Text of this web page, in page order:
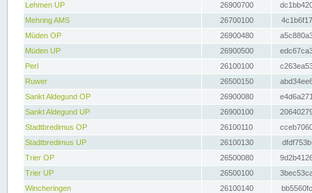
Lehmen UP
26900700
Mehring AMS
26700100
Müden OP
26900480
Müden UP
26900500
Perl
26100100
Ruwer
26500150
Sankt Aldegund OP
26900080
Sankt Aldegund UP
26900100
Stadtbredimus OP
26100110
Stadtbredimus UP
26100130
Trier OP
26500080
Trier UP
26500100
Wincheringen
26100140